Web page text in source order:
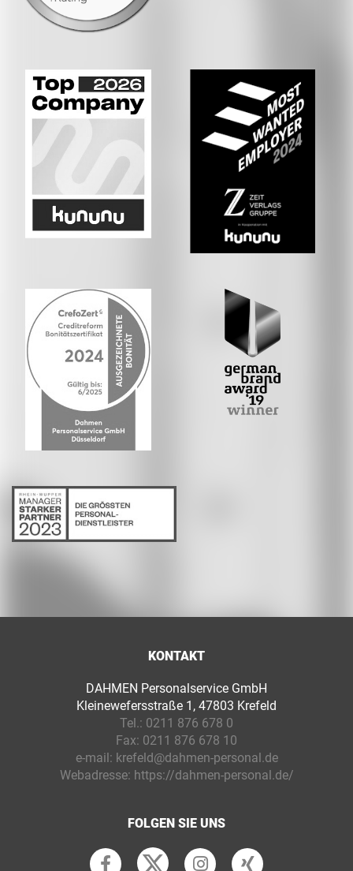
KONTAKT
DAHMEN Personalservice GmbH
Kleinewefersstraße 1, 47803 Krefeld
Tel.: 0211 876 678 0
Fax: 0211 876 678 10
e-mail: krefeld@dahmen-personal.de
Webadresse: https://dahmen-personal.de/
FOLGEN SIE UNS